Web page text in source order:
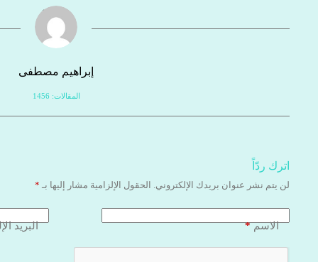
إبراهيم مصطفى
المقالات: 1456
اترك ردّاً
لن يتم نشر عنوان بريدك الإلكتروني. الحقول الإلزامية مشار إليها بـ *
الاسم* البريد